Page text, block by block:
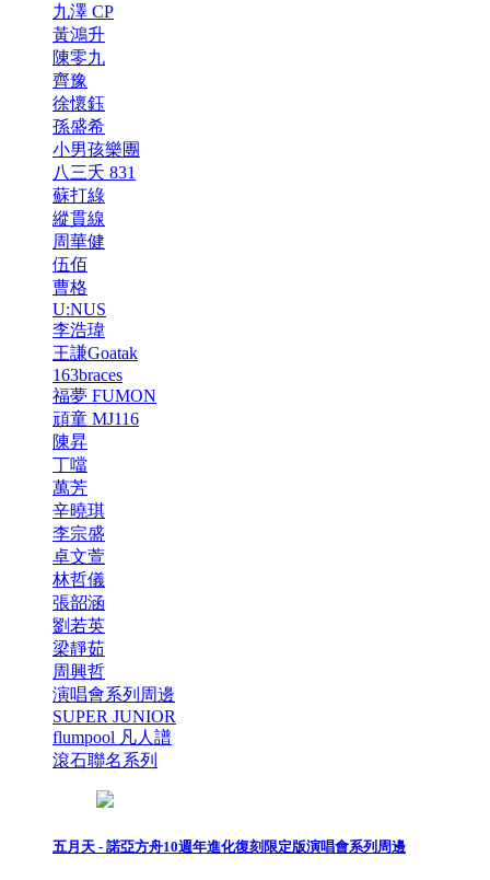
九澤 CP
黃鴻升
陳零九
齊豫
徐懷鈺
孫盛希
小男孩樂團
八三夭 831
蘇打綠
縱貫線
周華健
伍佰
曹格
U:NUS
李浩瑋
王謙Goatak
163braces
福夢 FUMON
頑童 MJ116
陳昇
丁噹
萬芳
辛曉琪
李宗盛
卓文萱
林哲儀
張韶涵
劉若英
梁靜茹
周興哲
演唱會系列周邊
SUPER JUNIOR
flumpool 凡人譜
滾石聯名系列
五月天 - 諾亞方舟10週年進化復刻限定版演唱會系列周邊